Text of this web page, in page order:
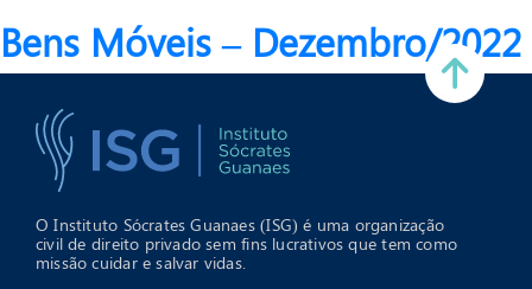
Bens Móveis – Dezembro/2022
O Instituto Sócrates Guanaes (ISG) é uma organização
civil de direito privado sem fins lucrativos que tem como
missão cuidar e salvar vidas.